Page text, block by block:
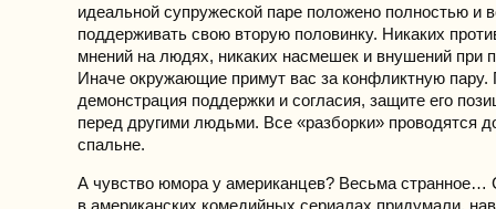
идеальной супружеской паре положено полностью и
поддерживать свою вторую половинку. Никаких
мнений на людях, никаких насмешек и внушений при
Иначе окружающие примут вас за конфликтную пару.
демонстрация поддержки и согласия, защите его
перед другими людьми. Все «разборки» проводятся
спальне.
А чувство юмора у американцев? Весьма странное…
в американских комедийных сериалах придумали,